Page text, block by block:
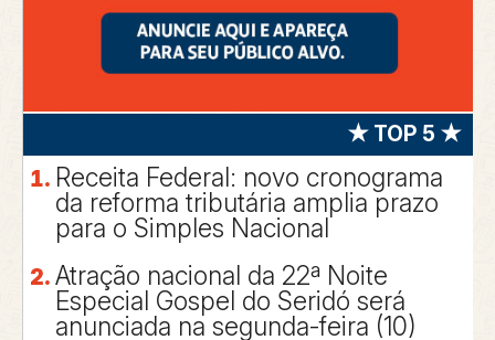
★ TOP 5 ★
Receita Federal: novo cronograma
da reforma tributária amplia prazo
para o Simples Nacional
Atração nacional da 22ª Noite
Especial Gospel do Seridó será
anunciada na segunda-feira (10)